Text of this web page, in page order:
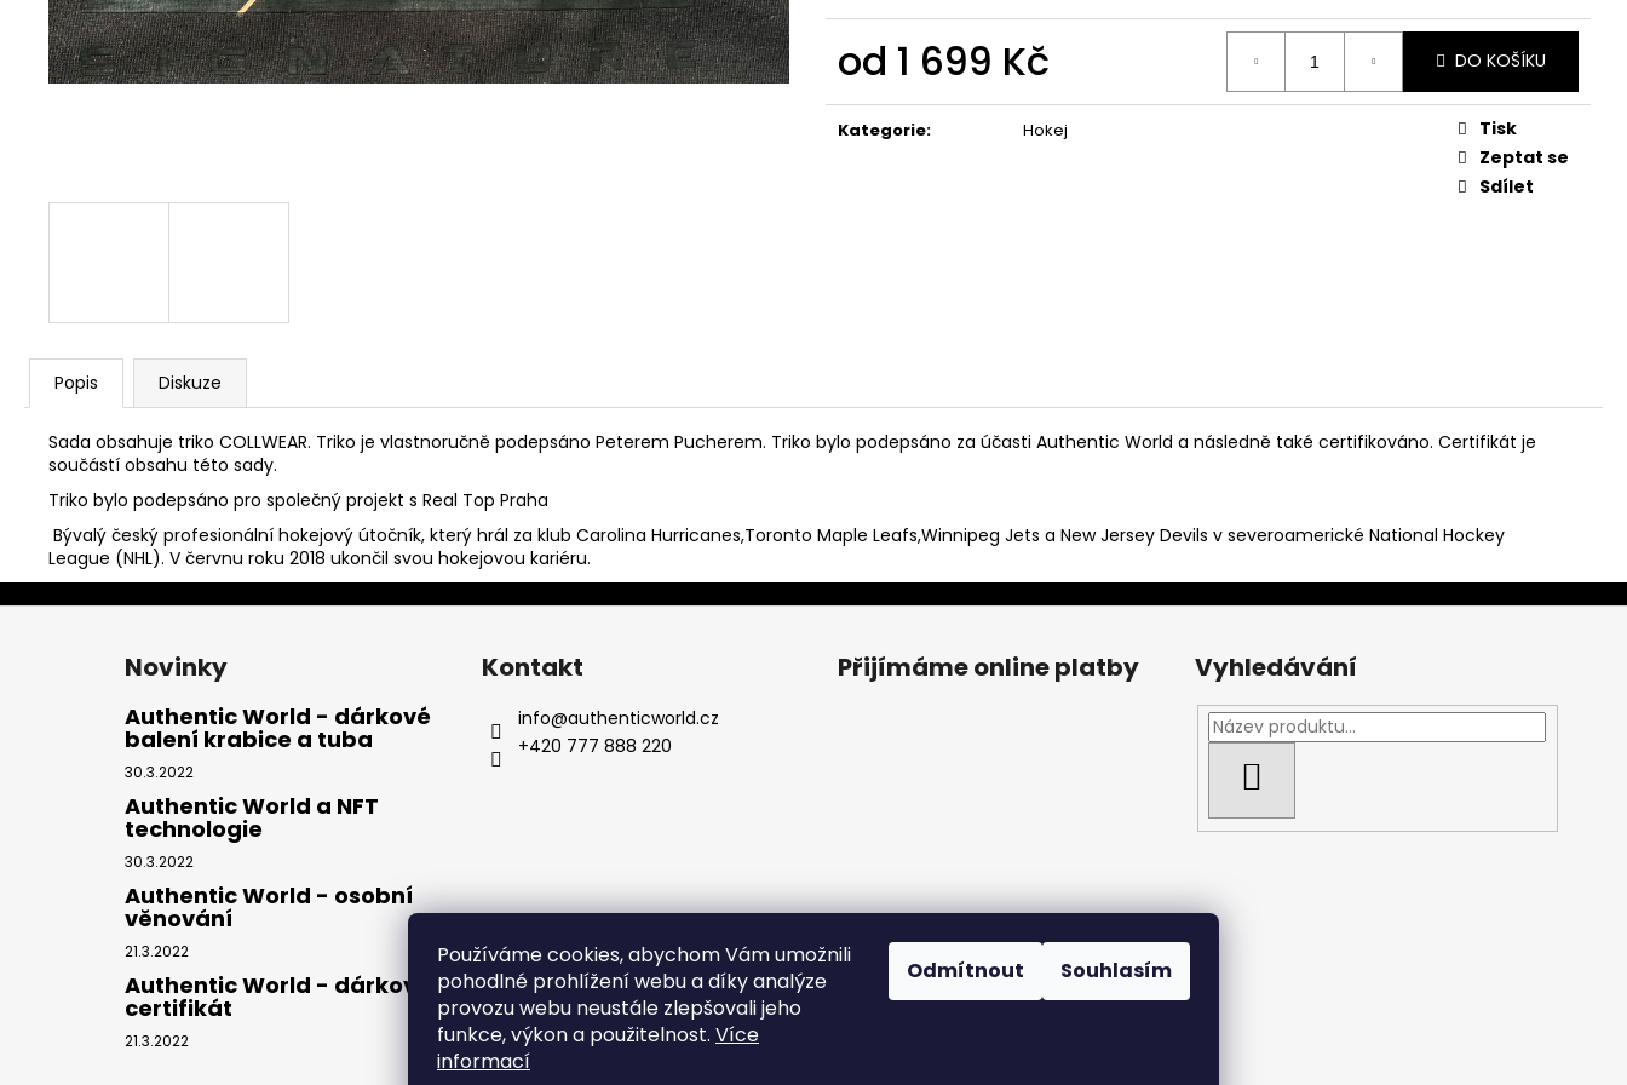
Používáme cookies, abychom Vám umožnili
pohodlné prohlížení webu a díky analýze
provozu webu neustále zlepšovali jeho
funkce, výkon a použitelnost. Více
informací
Odmítnout Souhlasím
od 1 699 Kč
cena:
DO KOŠÍKU
Kategorie: Hokej
Tisk
Zeptat se
Sdílet
Popis Diskuze
Sada obsahuje triko COLLWEAR. Triko je vlastnoručně podepsáno Peterem Pucherem. Triko bylo podepsáno za účasti Authentic World a následně také certifikováno. Certifikát je
součástí obsahu této sady.
Triko bylo podepsáno pro společný projekt s Real Top Praha
Bývalý český profesionální hokejový útočník, který hrál za klub Carolina Hurricanes,Toronto Maple Leafs,Winnipeg Jets a New Jersey Devils v severoamerické National Hockey
League (NHL). V červnu roku 2018 ukončil svou hokejovou kariéru.
Z
Novinky
Authentic World - dárkové
balení krabice a tuba
30.3.2022
Authentic World a NFT
technologie
30.3.2022
Authentic World - osobní
věnování
21.3.2022
Authentic World - dárkový
certifikát
21.3.2022
Kontakt
info@authenticworld.cz
+420 777 888 220
Přijímáme online platby Vyhledávání